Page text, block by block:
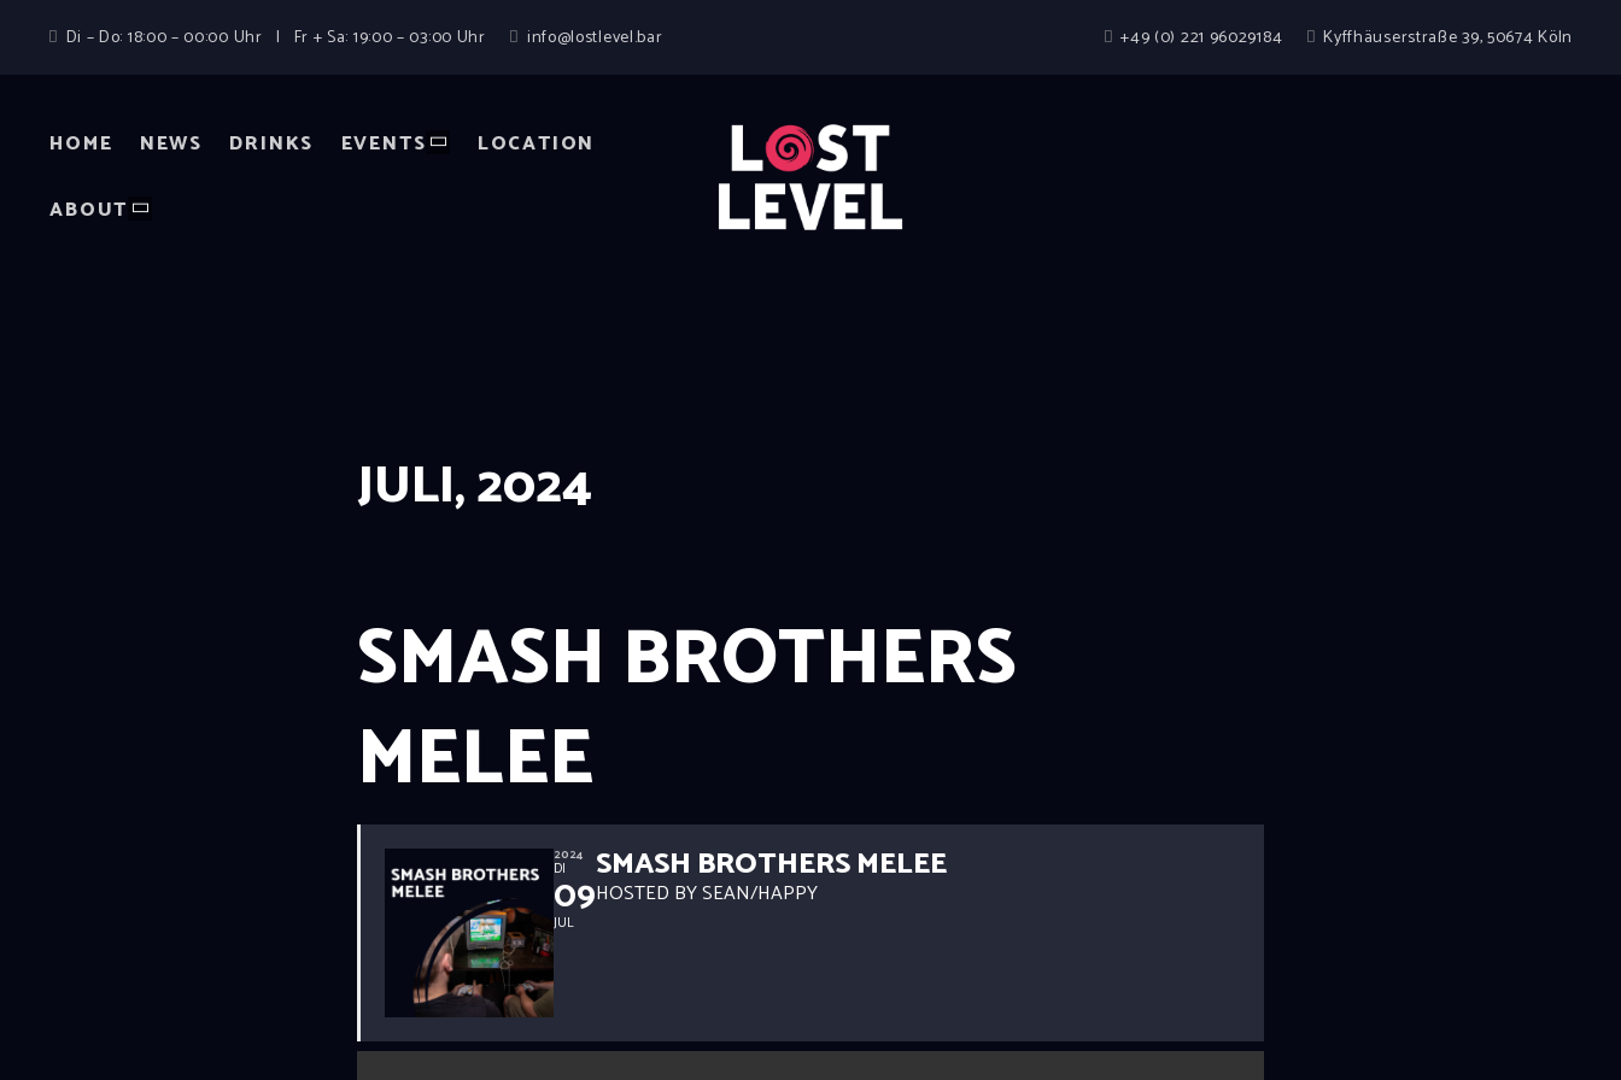
Di – Do: 18:00 – 00:00 Uhr | Fr + Sa: 19:00 – 03:00 Uhr info@lostlevel.bar +49 (0) 221 96029184 Kyffhäuserstraße 39, 50674 Köln
HOME NEWS DRINKS EVENTS LOCATION
ABOUT
NEWS
LOCATION
JULI, 2024
SMASH BROTHERS
MELEE
2024
DI
09
JUL
SMASH BROTHERS MELEE
HOSTED BY SEAN/HAPPY